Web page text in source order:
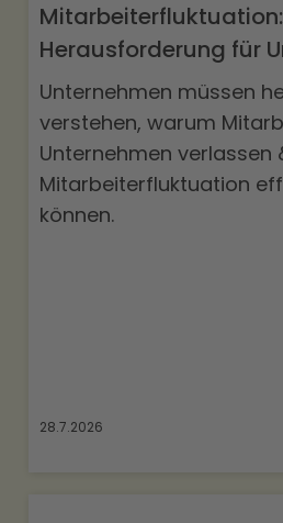
Mitarbeiterfluktuation:
Herausforderung für
Unternehmen müssen
verstehen, warum
Unternehmen verlassen
Mitarbeiterfluktuation
können.
28.7.2026